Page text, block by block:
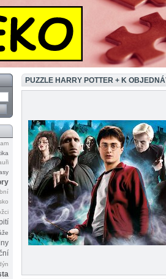
PUZZLE HARRY POTTER + K